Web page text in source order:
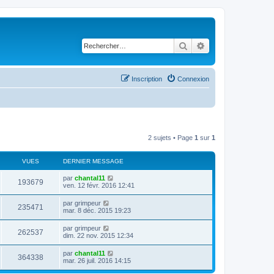
Rechercher
Connexion
Inscription
2 sujets • Page 1 sur 1
VUES DERNIER MESSAGE
193679
u
D
e
i
e
r
m
e
s
s
a
g
e
par chantal11
ven. 12 févr. 2016 12:41
235471
u
D
e
i
e
r
m
e
s
par grimpeur
mar. 8 déc. 2015 19:23
262537
u
D
e
i
e
r
par grimpeur
dim. 22 nov. 2015 12:34
364338
D
e
par chantal11
mar. 26 juil. 2016 14:15